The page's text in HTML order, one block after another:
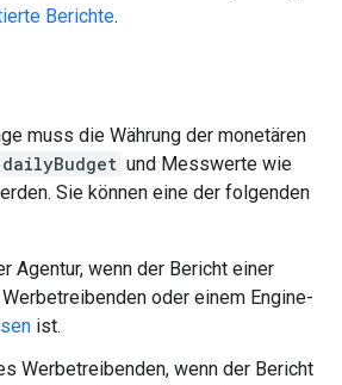
Berichte.
muss die Währung der monetären
dailyBudget und Messwerte wie
Sie können eine der folgenden
Agentur, wenn der Bericht einer
oder einem Engine-
ist.
Werbetreibenden, wenn der Bericht